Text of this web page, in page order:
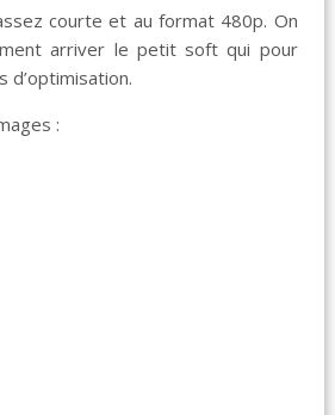
courte et au format 480p. On
arriver le petit soft qui pour
d’optimisation.
: